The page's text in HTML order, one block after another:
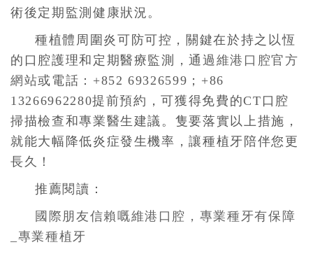
術後定期監測健康狀況。
種植體周圍炎可防可控，關鍵在於持之以恆
的口腔護理和定期醫療監測，通過 維港口腔官方
網站或電話：+852 69326599；+86
13266962280提前預約，可獲得免費的CT口腔
掃描檢查和專業醫生建議。隻要落實以上措施，
就能大幅降低炎症發生機率，讓種植牙陪伴您更
長久！
推薦閱讀：
國際朋友信賴嘅維港口腔，專業種牙有保障
_專業種植牙